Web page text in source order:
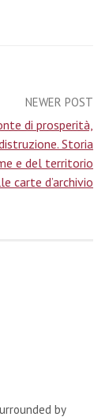
NEWER POST
di prosperità,
Storia
e del territorio
carte d’archivio
by